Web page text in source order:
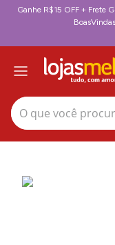
Ganhe R$15 OFF + Frete
O que você procura?